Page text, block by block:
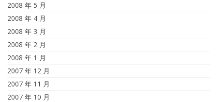
2008 年 5 月
2008 年 4 月
2008 年 3 月
2008 年 2 月
2008 年 1 月
2007 年 12 月
2007 年 11 月
2007 年 10 月